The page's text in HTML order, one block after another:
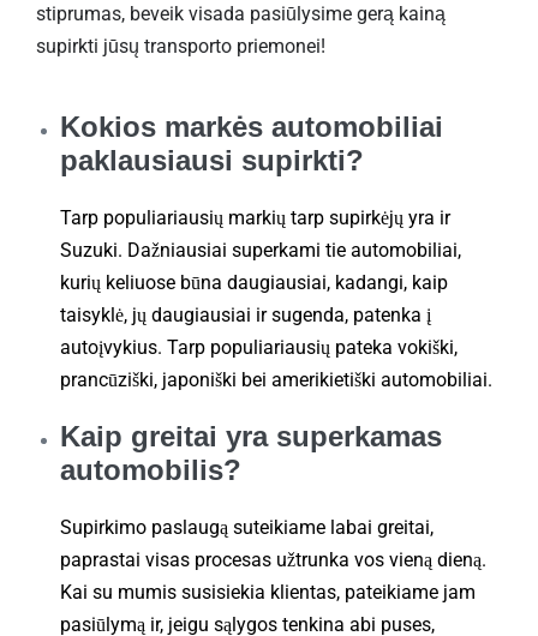
stiprumas, beveik visada pasiūlysime gerą kainą
supirkti jūsų transporto priemonei!
Kokios markės automobiliai
paklausiausi supirkti?
Tarp populiariausių markių tarp supirkėjų yra ir
Suzuki. Dažniausiai superkami tie automobiliai,
kurių keliuose būna daugiausiai, kadangi, kaip
taisyklė, jų daugiausiai ir sugenda, patenka į
autoįvykius. Tarp populiariausių pateka vokiški,
prancūziški, japoniški bei amerikietiški automobiliai.
Kaip greitai yra superkamas
automobilis?
Supirkimo paslaugą suteikiame labai greitai,
paprastai visas procesas užtrunka vos vieną dieną.
Kai su mumis susisiekia klientas, pateikiame jam
pasiūlymą ir, jeigu sąlygos tenkina abi puses,